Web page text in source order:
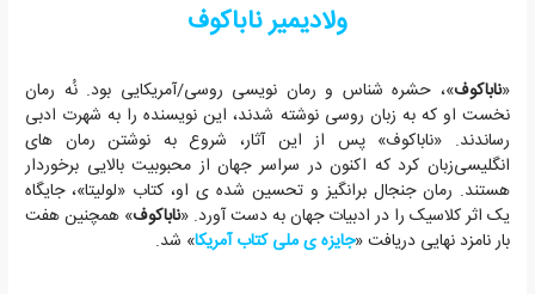
ولادیمیر ناباکوف
«ناباکوف»، حشره شناس و رمان نویسی روسی/آمریکایی بود. نُه رمان
نخست او که به زبان روسی نوشته شدند، این نویسنده را به شهرت ادبی
رساندند. «ناباکوف» پس از این آثار، شروع به نوشتن رمان های
انگلیسی‌زبان کرد که اکنون در سراسر جهان از محبوبیت بالایی برخوردار
هستند. رمان جنجال برانگیز و تحسین شده ی او، کتاب «لولیتا»، جایگاه
یک اثر کلاسیک را در ادبیات جهان به دست آورد. «ناباکوف» همچنین هفت
بار نامزد نهایی دریافت «جایزه ی ملی کتاب آمریکا» شد.